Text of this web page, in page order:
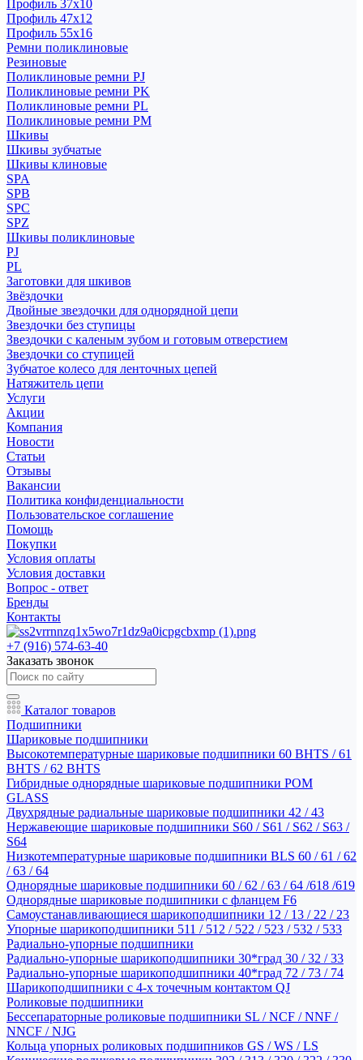
Профиль 37x10
Профиль 47x12
Профиль 55x16
Ремни поликлиновые
Резиновые
Поликлиновые ремни PJ
Поликлиновые ремни PK
Поликлиновые ремни PL
Поликлиновые ремни PM
Шкивы
Шкивы зубчатые
Шкивы клиновые
SPA
SPB
SPC
SPZ
Шкивы поликлиновые
PJ
PL
Заготовки для шкивов
Звёздочки
Двойные звездочки для однорядной цепи
Звездочки без ступицы
Звездочки с каленым зубом и готовым отверстием
Звездочки со ступицей
Зубчатое колесо для ленточных цепей
Натяжитель цепи
Услуги
Акции
Компания
Новости
Статьи
Отзывы
Вакансии
Политика конфиденциальности
Пользовательское соглашение
Помощь
Покупки
Условия оплаты
Условия доставки
Вопрос - ответ
Бренды
Контакты
+7 (916) 574-63-40
Заказать звонок
Каталог товаров
Подшипники
Шариковые подшипники
Высокотемпературные шариковые подшипники 60 BHTS / 61
BHTS / 62 BHTS
Гибридные однорядные шариковые подшипники POM
GLASS
Двухрядные радиальные шариковые подшипники 42 / 43
Нержавеющие шариковые подшипники S60 / S61 / S62 / S63 /
S64
Низкотемпературные шариковые подшипники BLS 60 / 61 / 62
/ 63 / 64
Однорядные шариковые подшипники 60 / 62 / 63 / 64 /618 /619
Однорядные шариковые подшипники с фланцем F6
Самоустанавливающиеся шарикоподшипники 12 / 13 / 22 / 23
Упорные шарикоподшипники 511 / 512 / 522 / 523 / 532 / 533
Радиально-упорные подшипники
Радиально-упорные шарикоподшипники 30*град 30 / 32 / 33
Радиально-упорные шарикоподшипники 40*град 72 / 73 / 74
Шарикоподшипники с 4-х точечным контактом QJ
Роликовые подшипники
Бессепараторные роликовые подшипники SL / NCF / NNF /
NNCF / NJG
Кольца упорных роликовых подшипников GS / WS / LS